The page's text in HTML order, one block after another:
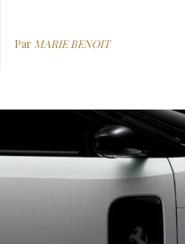
ParMARIE BENOIT